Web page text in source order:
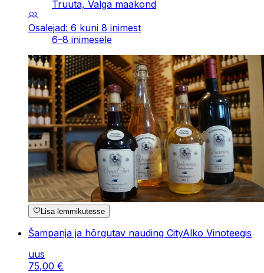
Truuta, Valga maakond
Osalejad: 6 kuni 8 inimest
6–8 inimesele
Lisa lemmikutesse
Šampanja ja hõrgutav nauding CityAlko Vinoteegis
uus
75,00 €